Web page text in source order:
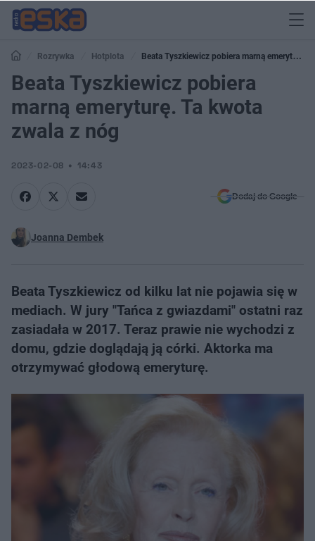
Rozrywka Hotplota
Beata Tyszkiewicz pobiera marną emeryturę.
Ta kwota zwala z nóg
Beata Tyszkiewicz pobiera
marną emeryturę. Ta kwota
zwala z nóg
2023-02-08 14:43
Dodaj do Google
Joanna Dembek
Beata Tyszkiewicz od kilku lat nie pojawia się w
mediach. W jury "Tańca z gwiazdami" ostatni raz
zasiadała w 2017. Teraz prawie nie wychodzi z
domu, gdzie doglądają ją córki. Aktorka ma
otrzymywać głodową emeryturę.